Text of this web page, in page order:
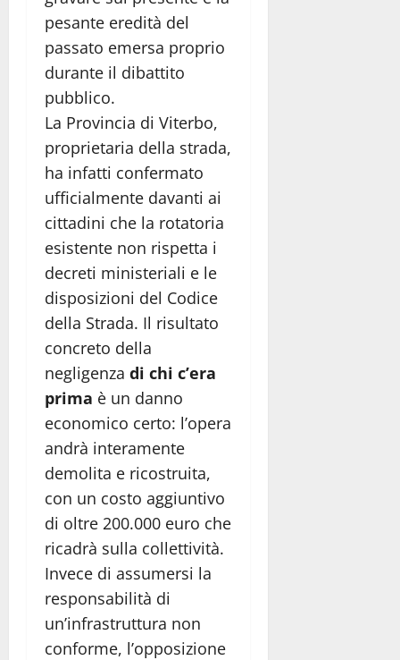
pesante eredità del
passato emersa proprio
durante il dibattito
pubblico.
La Provincia di Viterbo,
proprietaria della strada,
ha infatti confermato
ufficialmente davanti ai
cittadini che la rotatoria
esistente non rispetta i
decreti ministeriali e le
disposizioni del Codice
della Strada. Il risultato
concreto della
negligenza di chi c’era
prima è un danno
economico certo: l’opera
andrà interamente
demolita e ricostruita,
con un costo aggiuntivo
di oltre 200.000 euro che
ricadrà sulla collettività.
Invece di assumersi la
responsabilità di
un’infrastruttura non
conforme, l’opposizione